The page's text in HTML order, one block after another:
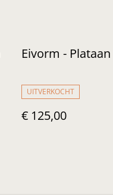
Eivorm -
UITVERKOCHT
€ 125,00